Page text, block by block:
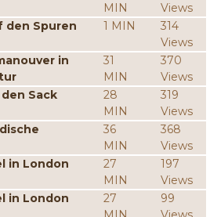
MIN
Views
den Spuren
1 MIN
314
Views
in
31
MIN
370
Views
Sack
28
MIN
319
Views
36
MIN
368
Views
in London
27
MIN
197
Views
in London
27
99